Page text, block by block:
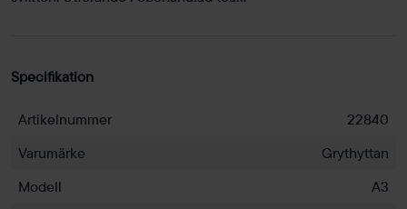
Specifikation
Artikelnummer
22840
Varumärke
Grythyttan
Modell
A3